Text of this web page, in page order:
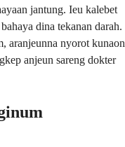
jantung. Ieu kalebet
dina tekanan darah.
aranjeunna nyorot kunaon
anjeun sareng dokter